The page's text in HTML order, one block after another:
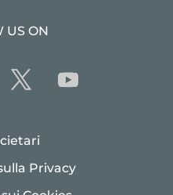
US ON
Privacy